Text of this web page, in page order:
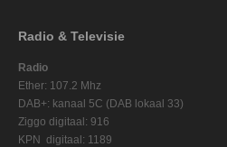
Radio & Televisie
Radio
Ether: 107.2 Mhz
DAB+: kanaal 5C (DAB lokaal 33)
Ziggo digitaal: 916
KPN digitaal: 1189